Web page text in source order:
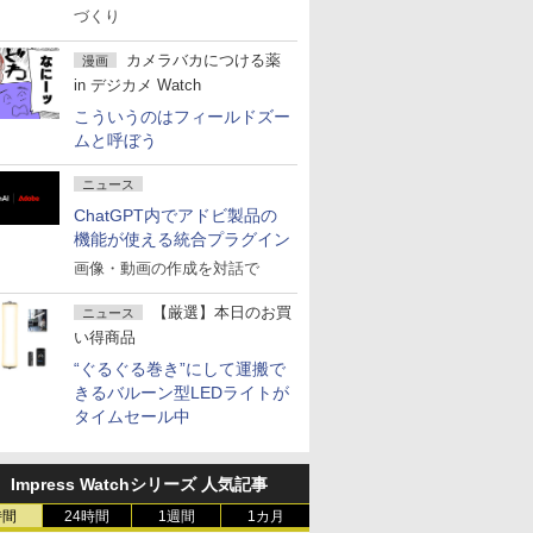
づくり
漫画
カメラバカにつける薬
in デジカメ Watch
こういうのはフィールドズー
ムと呼ぼう
ニュース
ChatGPT内でアドビ製品の
機能が使える統合プラグイン
画像・動画の作成を対話で
ニュース
【厳選】本日のお買
い得商品
“ぐるぐる巻き”にして運搬で
きるバルーン型LEDライトが
タイムセール中
Impress Watchシリーズ 人気記事
24時間 1週間 1カ月